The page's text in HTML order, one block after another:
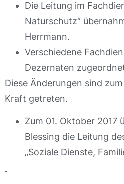
Die Leitung im
Naturschutz“
Herrmann.
Verschiedene
Dezernaten
Diese Änderungen sind
Kraft getreten.
Zum 01. Oktober 2017
Blessing die Leitung
„Soziale Dienste,